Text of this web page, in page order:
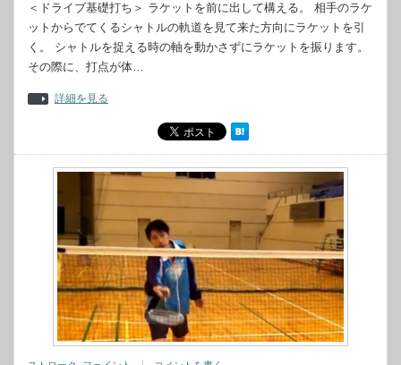
＜ドライブ基礎打ち＞ ラケットを前に出して構える。 相手のラケ
ットからでてくるシャトルの軌道を見て来た方向にラケットを引
く。 シャトルを捉える時の軸を動かさずにラケットを振ります。
その際に、打点が体…
詳細を見る